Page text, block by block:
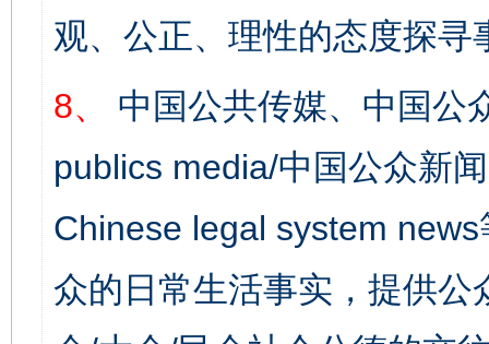
观、公正、理性的态度探寻
8、
中国公共传媒、中国公
publics media/中国公众新
Chinese legal system
众的日常生活事实，提供